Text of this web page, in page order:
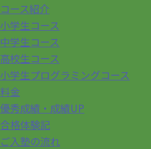
コース紹介
小学生コース
中学生コース
高校生コース
小学生プログラミングコース
料金
優秀成績・成績UP
合格体験記
ご入塾の流れ